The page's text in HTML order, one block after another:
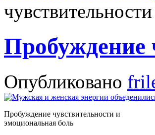
чувствительности
Пробуждение
Опубликовано
Пробуждение чувствительности и
эмоциональная боль